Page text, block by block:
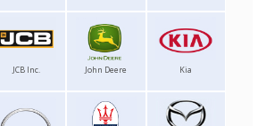
JCB Inc. John Deere Kia